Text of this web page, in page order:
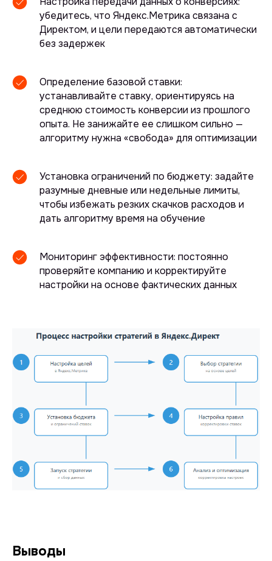
убедитесь, что Яндекс.Метрика связана с
Директом, и цели передаются автоматически
без задержек
Определение базовой ставки:
устанавливайте ставку, ориентируясь на
среднюю стоимость конверсии из прошлого
опыта. Не занижайте ее слишком сильно —
алгоритму нужна «свобода» для оптимизации
Установка ограничений по бюджету: задайте
разумные дневные или недельные лимиты,
чтобы избежать резких скачков расходов и
дать алгоритму время на обучение
Мониторинг эффективности: постоянно
проверяйте компанию и корректируйте
настройки на основе фактических данных
Выводы